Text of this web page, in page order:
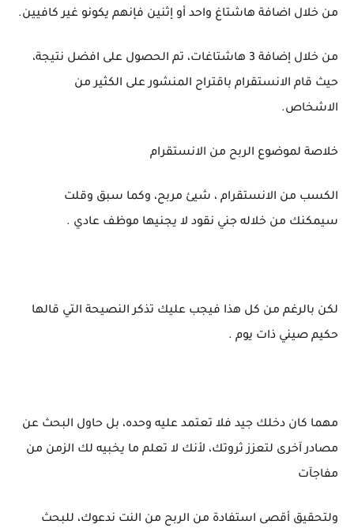
من خلال اضافة هاشتاغ واحد أو إثنين فإنهم يكونو غير كافيين.
من خلال إضافة 3 هاشتاغات، تم الحصول على افضل نتيجة،
حيث قام الانستقرام باقتراح المنشور على الكثير من
الاشخاص.
خلاصة لموضوع الربح من الانستقرام
الكسب من الانستقرام ، شيئ مربح، وكما سبق وقلت
سيمكنك من خلاله جني نقود لا يجنيها موظف عادي .
لكن بالرغم من كل هذا فيجب عليك تذكر النصيحة التي قالها
حكيم صيني ذات يوم .
مهما كان دخلك جيد فلا تعتمد عليه وحده، بل حاول البحث عن
مصادر آخرى لتعزز ثروتك، لأنك لا تعلم ما يخبيه لك الزمن من
مفاجآت
ولتحقيق أقصى استفادة من الربح من النت ندعوك، للبحث